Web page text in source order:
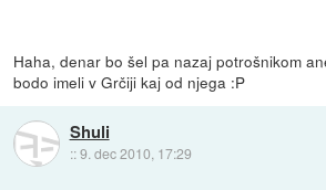
Haha, denar bo šel pa nazaj potrošnikom
bodo imeli v Grčiji kaj od njega :P
Shuli
::9. dec 2010, 17:29